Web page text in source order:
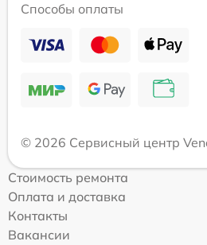
Способы оплаты
© 2026 Сервисный центр
Стоимость ремонта
Оплата и доставка
Контакты
Вакансии